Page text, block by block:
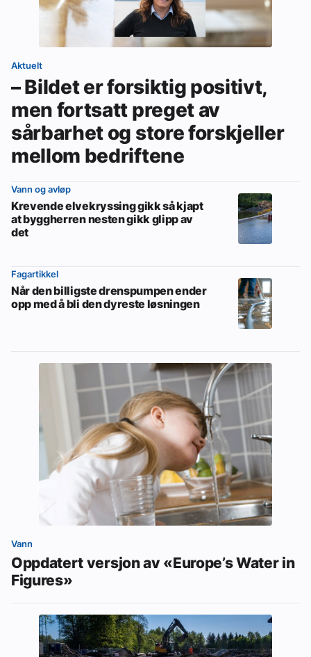
Aktuelt
– Bildet er forsiktig positivt,
men fortsatt preget av
sårbarhet og store forskjeller
mellom bedriftene
Vann og avløp
Krevende elvekryssing gikk så kjapt
at byggherren nesten gikk glipp av
det
Fagartikkel
Når den billigste drenspumpen ender
opp med å bli den dyreste løsningen
Vann
Oppdatert versjon av «Europe’s Water in
Figures»